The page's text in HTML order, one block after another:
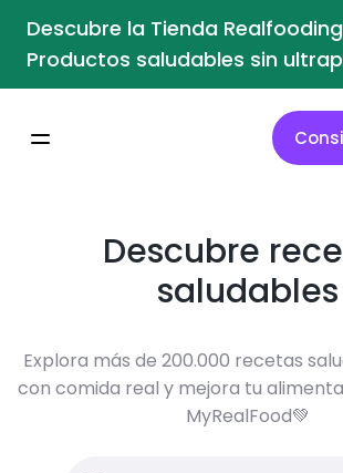
Descubre la Tienda
Productos saludables sin
Descubre
saludables
Explora más de 200.000 recetas
con comida real y mejora tu
MyRealFood💚